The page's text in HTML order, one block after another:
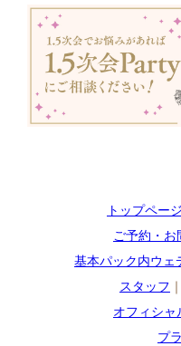
トップページ
ご予約・お
基本パック内ウェ
スタッフ
オフィシャ
プ